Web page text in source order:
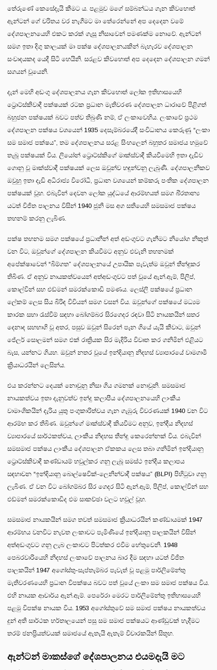
තේරුණේ කෙසේදැයි කීමට ය. පළමුව මගේ සම්බන්ධය ගැන කිවහොත්
ඇන්ටන් ගේ චරිතය වර නැගීමට මා තේරෙන්නේ අප දෙදෙන වමේ
දේශපාලනයෙහි එකට කරක් ගැසූ නිසාවෙන් පමණක්ම නොවේ. ඇන්ටන්
සමග ඉතා දිගු කාලයක් මා පක්ෂ දේශපාලනයකින් බැහැරව දේශපාලන
සංවාදයකද යෙදී සිටි හෙයිනි. සරළව කිවහොත් අප දෙදෙන දේශපාලන ගමන්
සගයන් වූයෙනි.
දැන් මෙහි අඩංගු දේශපාලනය ගැන කිවහොත් ලෝක ඉතිහාසයෙහි
ට්‍රොට්ස්කිවාදී පක්ෂයක් රටක ප්‍රධාන මැතිවරණ දේශපාලන ධාරාවේ පිළිගත්
බහුජන පක්ෂයක් බවට පත්ව තිබුණි නම්, ඒ ලංකාවෙහිය. ලංකාවේ ප්‍රථම
දේශපාලන පක්ෂය වශයෙන් 1935 දෙසැම්බරයේදී සංවිධානය කෙරුණු “ලංකා
සම සමාජ පක්ෂය”, තම දේශපාලනය සරළ සිංහලෙන් බහුතර සමාජය හමුවේ
තැබූ පක්ෂයක් විය. ලියෝන් ට්‍රොට්ස්කිගේ මාක්ස්වාදී කියවීමෙහි ඉතා දැඩිව
ගොනු වූ මාක්ස්වාදී පක්ෂයක් ලෙස ඔවුන්ව හඳුන්වනු ලැබුණී. දේශපාලනිකව
ඔවුහු ඉතා දැඩි අධිරාජ්‍ය විරෝධී, ප්‍රධාන වශයෙන් කම්කරු පංතික දේශපාලන
පක්ෂයක් වූහ. එබැවින් දෙවන ලෝක යුද්ධයේ ආරම්භයත් සමග බි්‍රතාන්‍ය
යටත් විජිත පාලනය විසින් 1940 ජුනි මස අග සතියෙහි සමසමාජ පක්ෂය
තහනම් කරනු ලැබිණ.
පක්ෂ තහනම සමග පක්ෂයේ ප්‍රධානීන් අත් අඩංගුවට ගැනීමට නියෝග නිකුත්
වන විට, ඔවුන්ගේ දේශපාලන කියවීමට අනුව එවැනි තහනමක්
අපේක්ෂාවෙන් “බිම්ගත” දේශපාලනයේ උපායික පැවැත්ම ඔවුන් තීන්දුකර
තිබිණ. ඒ අනුව නායකත්වයෙන් අත්අඩංගුවට පත් වූයේ ඇන්.ඇම්, පිලිප්,
කොල්වින් සහ එඩ්මන් සමරක්කොඩි පමණය. ලෙස්ලි පක්ෂයේ ප්‍රධාන
ලේකම් ලෙස සිය බිරිඳ විවියන් සමග වසන් විය. ඔවුන්ගේ පක්ෂයේ මධ්‍යම
කාරක සභා රැස්වීම් සඳහා බෝගම්බර සිරගෙදර රඳවා සිටි නායකයින් සතර
දෙනාද සහභාගි වූ අතර, පසුව ඔවුන් සිරෙන් පැන ගියේ යැයි කීවාට, ඔවුන්
ජේලර් සොලමන් සමග එක් රාත්‍රියක සිර මැදිරිය විවෘත කර ගනිමින් එළියට
බැස, යන්නට ගියහ. ඔවුන් නතර වූයේ ඉන්දියානු නිදහස් ව්‍යාපාරයේ වාමගාමී
ක්‍රියාධරයින් ලෙසින්ය.
එය කරන්නට දෙයක් නොවුනු නිසා ගිය ගමනක් නොවුනි. සමසමාජ
නායකත්වය ඉතා දැනුවත්ව ඉන්දු කලාපීය දේශපාලනයෙහි ලාංකීය
වාමාංශිකයින් දැරිය යුතු පංගුකාරිත්වය ගැන ගැඹුරු විවරණයක් 1940 වන විට
ආරම්භ කර තිබිණ. ඔවුන්ගේ මාක්ස්වාදී කියවීමට අනුව, ඉන්දීය නිදහස්
ව්‍යාපාරයේ සාර්ථකත්වය, ලාංකීය නිදහස තීන්දු කෙරෙන්නක් විය. එබැවින්
සමසමාජ පක්ෂය ලාංකීය දේශපාලන ඒකකය ලෙස තබා ගනිමින් ඉන්දියානු
ට්‍රොට්ස්කිවාදී කණ්ඩායම් හවුල්කර ගනු ලැබූ සමස්ථ ඉන්දීය කලාපය
සඳහාවන “ඉන්දියානු බොල්ෂෙවික්-ලෙනින්වාදී පක්ෂය” (BLPI) පිහිටුවා ගනු
ලැබිණ. ඒ වන විට බෝගම්බර සිර ගෙදර සිටි ඇන්.ඇම්, පිලිප්, කොල්වින් සහ
එඩ්මන් සමරක්කොඩිද එම සාකච්ඡා වලට හවුල් වූහ.
සමසමාජ නායකයින් සමග තවත් සමසමාජ ක්‍රියාධරයින් කණ්ඩායමක් 1947
ආරම්භය වනවිට නැවත ලංකාවට පැමිණියේ ඉන්දියානු පාලකයින් විසින්
අත්අඩංගුවට ගනු ලැබ ලංකාවට පිටත්කර එවීම හේතුවෙනි. 1948
පෙබරවාරියෙහි නිදහස් ලංකාවේ පාලනය බාර දීම සඳහා යටත් විජිත
පාලකයින් 1947 අගෝස්තු-සැප්තැම්බර පැවැත් වූ පළමු පාර්ලිමේන්තු
මැතිවරණයෙහි ප්‍රධාන විපක්ෂය බවට පත් වූයේ ලංකා සම සමාජ පක්ෂය විය.
එහි නායක ආචාර්ය ඇන්.ඇම්. පෙරේරා මෙරට පාර්ලිමේන්තු ඉතිහාසයෙහි
පළමු විපක්ෂ නායක විය. 1953 අගෝස්තුවේ සම සමාජ පක්ෂය නායකත්වය
දුන් අති සාර්ථක හර්තාලයෙන් පසු සම සමාජ පක්ෂයට ආණ්ඩුවක් හැදීමට
තරම් ජනප්‍රියත්වයක් සමාජයේ ඇතැයි ඇතැම් විචාරකයින් සිතූහ.
ඇන්ටන් මාකස්ගේ දේශපාලනය එයමදැයි මට